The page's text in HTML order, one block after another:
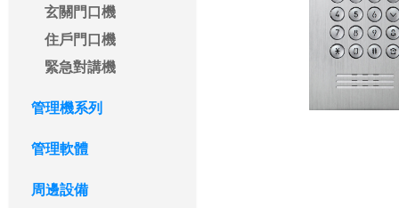
玄關門口機
住戶門口機
緊急對講機
管理機系列
管理軟體
周邊設備